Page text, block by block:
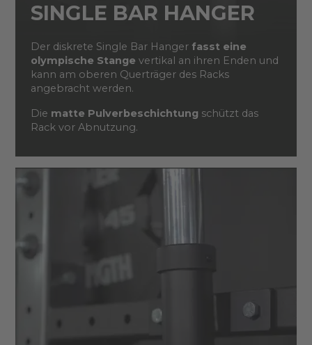
SINGLE BAR HANGER
Der diskrete Single Bar Hanger fasst eine
olympische Stange vertikal an ihren Enden und
kann am oberen Querträger des Racks
angebracht werden.
Die matte Pulverbeschichtung schützt das
Rack vor Abnutzung.